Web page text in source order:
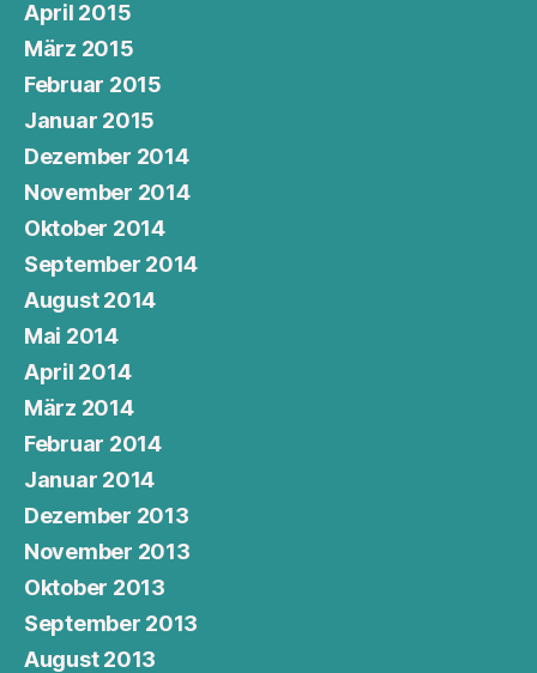
April 2015
März 2015
Februar 2015
Januar 2015
Dezember 2014
November 2014
Oktober 2014
September 2014
August 2014
Mai 2014
April 2014
März 2014
Februar 2014
Januar 2014
Dezember 2013
November 2013
Oktober 2013
September 2013
August 2013